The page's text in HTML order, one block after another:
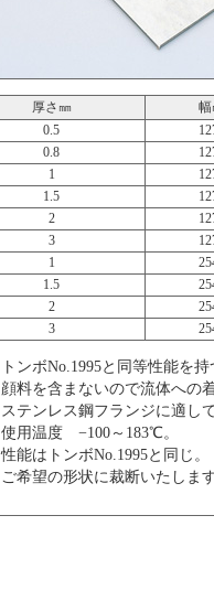
厚さ㎜
幅
0.5
0.8
1
1.5
2
3
1
1.5
2
3
トンボNo.1995と同等性能を
顔料を含まないので流体への
ステンレス鋼フランジに適し
使用温度 −100～183℃。
性能はトンボNo.1995と同じ。
ご希望の形状に裁断いたしま